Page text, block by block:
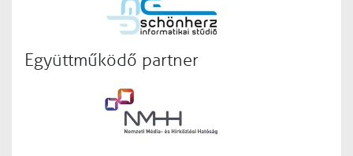
Együttműködő partner